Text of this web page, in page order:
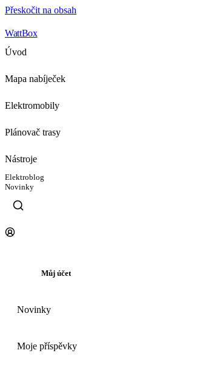
Přeskočit na obsah
WattBox
Úvod
Mapa nabíječek
Elektromobily
Plánovač trasy
Nástroje
Elektroblog
Novinky
Můj účet
Novinky
Moje příspěvky